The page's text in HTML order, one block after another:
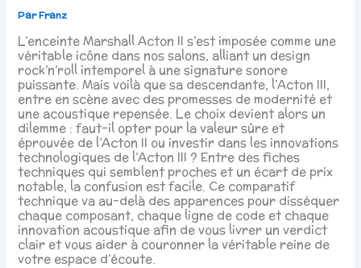
ParFranz
L’enceinte Marshall Acton II s’est imposée comme une
véritable icône dans nos salons, alliant un design
rock’n’roll intemporel à une signature sonore
puissante. Mais voilà que sa descendante, l’Acton III,
entre en scène avec des promesses de modernité et
une acoustique repensée. Le choix devient alors un
dilemme : faut-il opter pour la valeur sûre et
éprouvée de l’Acton II ou investir dans les innovations
technologiques de l’Acton III ? Entre des fiches
techniques qui semblent proches et un écart de prix
notable, la confusion est facile. Ce comparatif
technique va au-delà des apparences pour disséquer
chaque composant, chaque ligne de code et chaque
innovation acoustique afin de vous livrer un verdict
clair et vous aider à couronner la véritable reine de
votre espace d’écoute.